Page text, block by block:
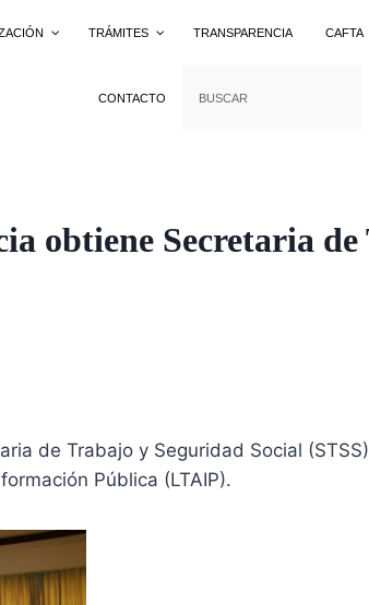
TRÁMITES TRANSPARENCIA CAFTA
CONTACTO
obtiene Secretaria
de Trabajo y Seguridad Social
Pública (LTAIP).